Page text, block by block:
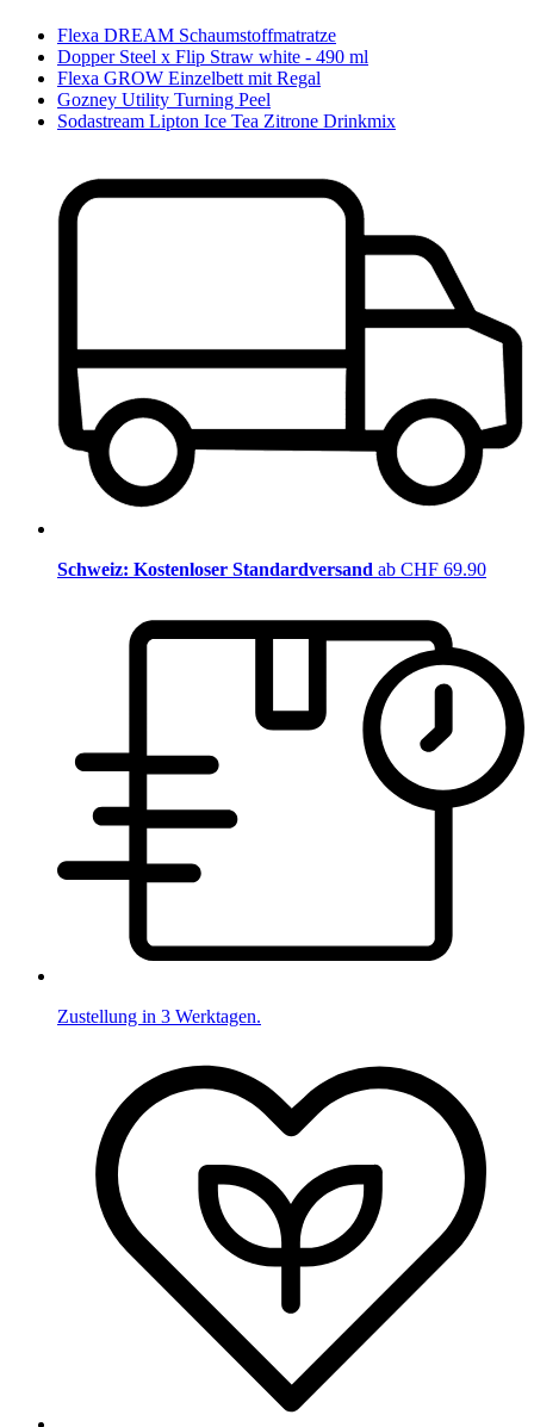
Flexa DREAM Schaumstoffmatratze
Dopper Steel x Flip Straw white - 490 ml
Flexa GROW Einzelbett mit Regal
Gozney Utility Turning Peel
Sodastream Lipton Ice Tea Zitrone Drinkmix
Schweiz: Kostenloser Standardversand ab CHF 69.90
Zustellung in 3 Werktagen.